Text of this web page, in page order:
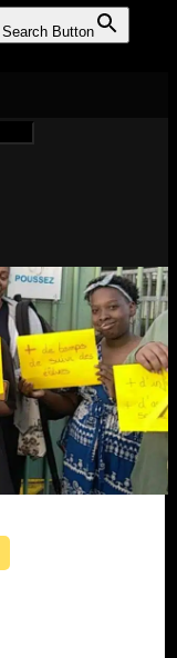
Search Button